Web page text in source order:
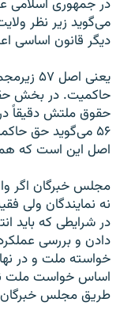
در جمهوری اسلامی
می‌گوید زیر نظر
دیگر قانون اساسی
حاکمیت. در بخش
حقوق ملتش دقیقاً
۵۶ می‌گوید حق
اصل این است که همه
مجلس خبرگان اگر
نه نمایندگان ولی
در شرایطی که باید
دادن و بررسی
خواسته ملت و در
اساس خواست ملت
طریق مجلس خبرگان.